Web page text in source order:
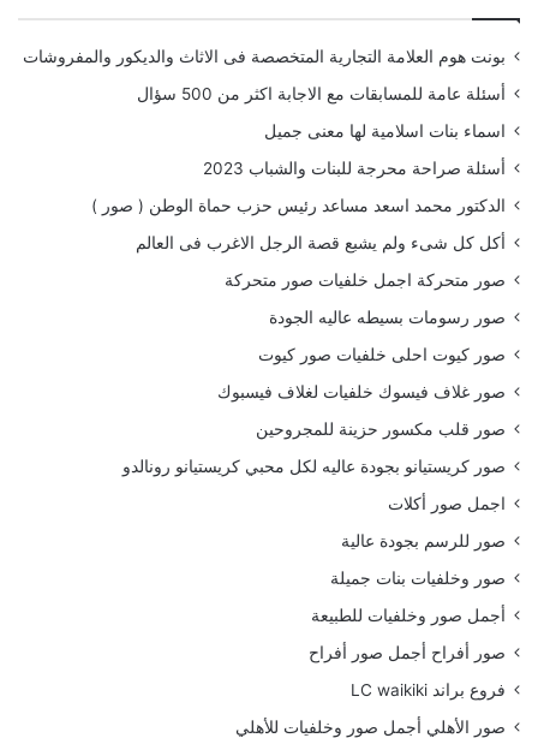
بونت هوم العلامة التجارية المتخصصة فى الاثاث والديكور والمفروشات
أسئلة عامة للمسابقات مع الاجابة اكثر من 500 سؤال
اسماء بنات اسلامية لها معنى جميل
أسئلة صراحة محرجة للبنات والشباب 2023
الدكتور محمد اسعد مساعد رئيس حزب حماة الوطن ( صور )
أكل كل شىء ولم يشبع قصة الرجل الاغرب فى العالم
صور متحركة اجمل خلفيات صور متحركة
صور رسومات بسيطه عاليه الجودة
صور كيوت احلى خلفيات صور كيوت
صور غلاف فيسوك خلفيات لغلاف فيسبوك
صور قلب مكسور حزينة للمجروحين
صور كريستيانو بجودة عاليه لكل محبي كريستيانو رونالدو
اجمل صور أكلات
صور للرسم بجودة عالية
صور وخلفيات بنات جميلة
أجمل صور وخلفيات للطبيعة
صور أفراح أجمل صور أفراح
فروع براند LC waikiki
صور الأهلي أجمل صور وخلفيات للأهلي